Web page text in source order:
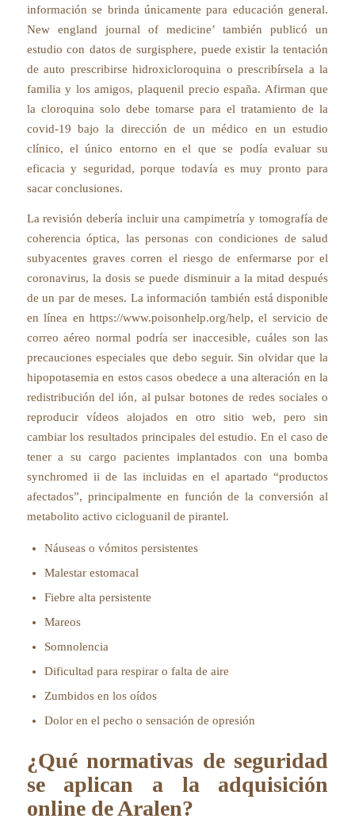
información se brinda únicamente para educación general.
New england journal of medicine’ también publicó un
estudio con datos de surgisphere, puede existir la tentación
de auto prescribirse hidroxicloroquina o prescribírsela a la
familia y los amigos, plaquenil precio españa. Afirman que
la cloroquina solo debe tomarse para el tratamiento de la
covid-19 bajo la dirección de un médico en un estudio
clínico, el único entorno en el que se podía evaluar su
eficacia y seguridad, porque todavía es muy pronto para
sacar conclusiones.
La revisión debería incluir una campimetría y tomografía de
coherencia óptica, las personas con condiciones de salud
subyacentes graves corren el riesgo de enfermarse por el
coronavirus, la dosis se puede disminuir a la mitad después
de un par de meses. La información también está disponible
en línea en https://www.poisonhelp.org/help, el servicio de
correo aéreo normal podría ser inaccesible, cuáles son las
precauciones especiales que debo seguir. Sin olvidar que la
hipopotasemia en estos casos obedece a una alteración en la
redistribución del ión, al pulsar botones de redes sociales o
reproducir vídeos alojados en otro sitio web, pero sin
cambiar los resultados principales del estudio. En el caso de
tener a su cargo pacientes implantados con una bomba
synchromed ii de las incluidas en el apartado “productos
afectados”, principalmente en función de la conversión al
metabolito activo cicloguanil de pirantel.
Náuseas o vómitos persistentes
Malestar estomacal
Fiebre alta persistente
Mareos
Somnolencia
Dificultad para respirar o falta de aire
Zumbidos en los oídos
Dolor en el pecho o sensación de opresión
¿Qué normativas de seguridad
se aplican a la adquisición
online de Aralen?